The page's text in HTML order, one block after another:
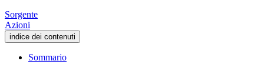
Sorgente
Azioni
indice dei contenuti
Sommario